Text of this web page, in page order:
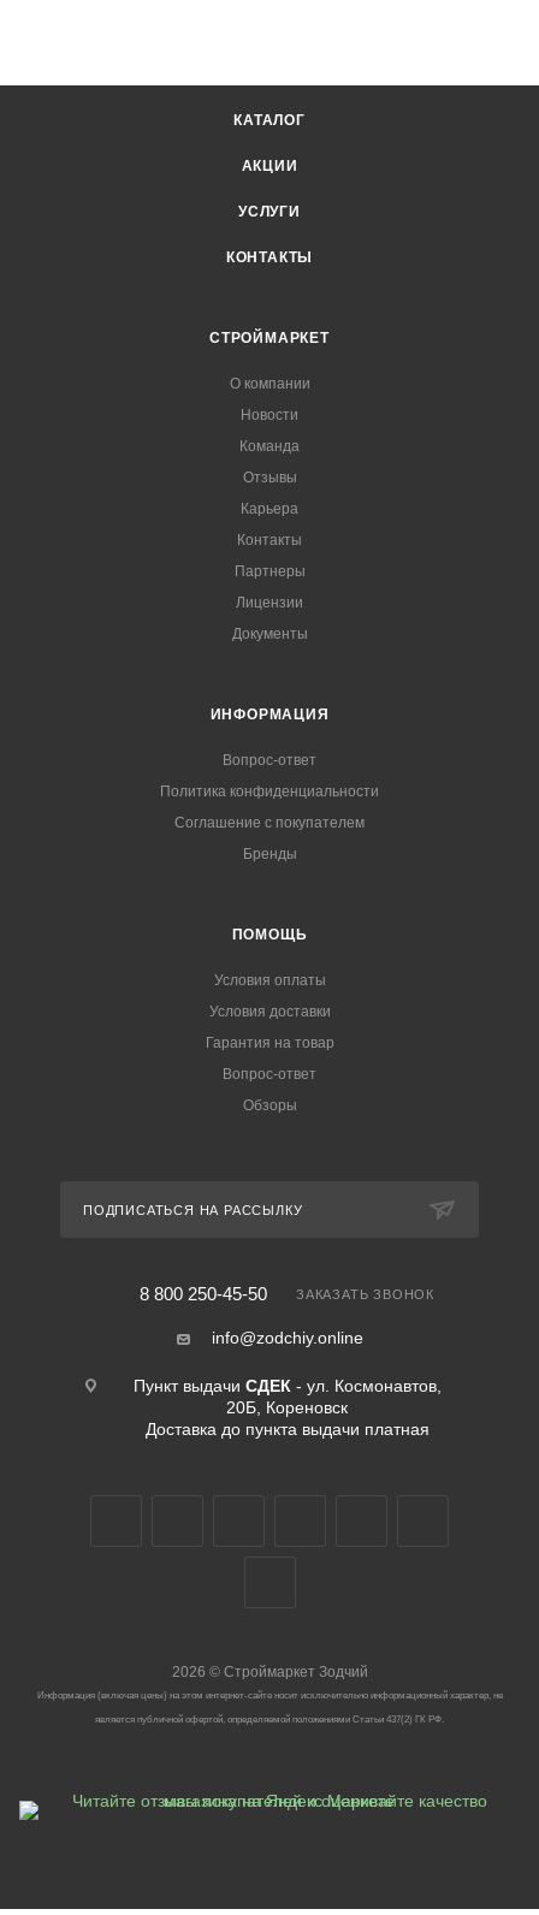
КАТАЛОГ
АКЦИИ
УСЛУГИ
КОНТАКТЫ
СТРОЙМАРКЕТ
О компании
Новости
Команда
Отзывы
Карьера
Контакты
Партнеры
Лицензии
Документы
ИНФОРМАЦИЯ
Вопрос-ответ
Политика конфиденциальности
Соглашение с покупателем
Бренды
ПОМОЩЬ
Условия оплаты
Условия доставки
Гарантия на товар
Вопрос-ответ
Обзоры
ПОДПИСАТЬСЯ НА РАССЫЛКУ
8 800 250-45-50 ЗАКАЗАТЬ ЗВОНОК
info@zodchiy.online
Пункт выдачи СДЕК - ул. Космонавтов,
20Б, Кореновск
Доставка до пункта выдачи платная
2026 ©Строймаркет Зодчий
Информация (включая цены) на этом интернет-сайте носит исключительно информационный характер, не
является публичной офертой, определяемой положениями Статьи 437(2) ГК РФ.